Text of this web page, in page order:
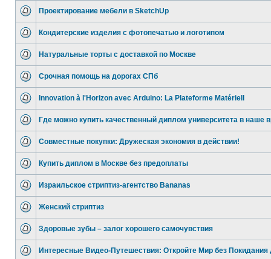
Проектирование мебели в SketchUp
Кондитерские изделия с фотопечатью и логотипом
Натуральные торты с доставкой по Москве
Срочная помощь на дорогах СПб
Innovation à l'Horizon avec Arduino: La Plateforme Matériell
Где можно купить качественный диплом университета в наше
Совместные покупки: Дружеская экономия в действии!
Купить диплом в Москве без предоплаты
Израильское стриптиз-агентство Bananas
Женский стриптиз
Здоровые зубы – залог хорошего самочувствия
Интересные Видео-Путешествия: Откройте Мир без